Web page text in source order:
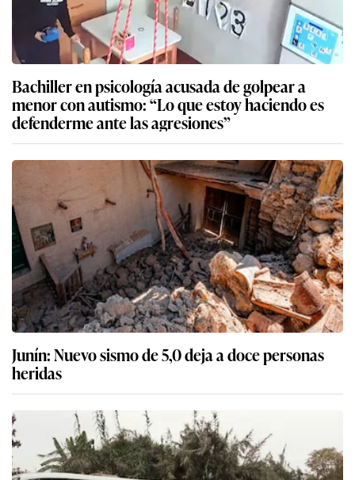
Bachiller en psicología acusada de golpear a
menor con autismo: “Lo que estoy haciendo es
defenderme ante las agresiones”
Junín: Nuevo sismo de 5,0 deja a doce personas
heridas